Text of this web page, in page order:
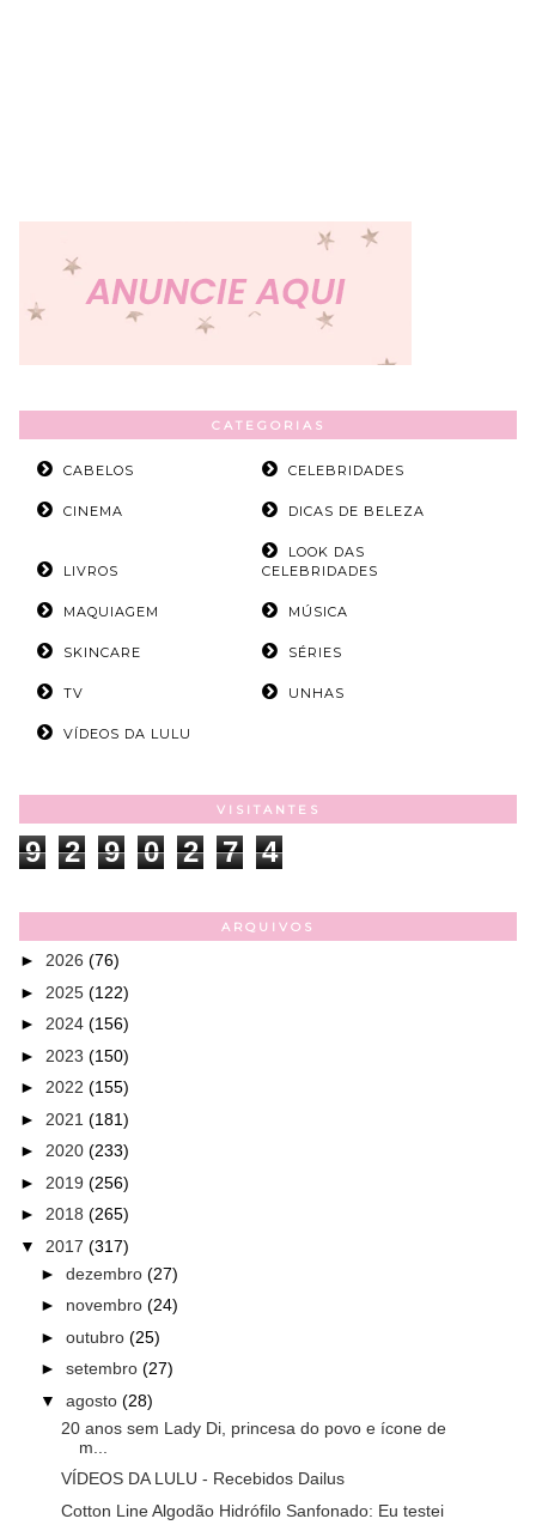
CATEGORIAS
CABELOS CELEBRIDADES
CINEMA DICAS DE BELEZA
LIVROS
LOOK DAS
CELEBRIDADES
MAQUIAGEM MÚSICA
SKINCARE SÉRIES
TV UNHAS
VÍDEOS DA LULU
VISITANTES
9 2 9 0 2 7 4
ARQUIVOS
► 2026 (76)
► 2025 (122)
► 2024 (156)
► 2023 (150)
► 2022 (155)
► 2021 (181)
► 2020 (233)
► 2019 (256)
► 2018 (265)
▼ 2017 (317)
► dezembro (27)
► novembro (24)
► outubro (25)
► setembro (27)
▼ agosto (28)
20 anos sem Lady Di, princesa do povo e ícone de
m...
VÍDEOS DA LULU - Recebidos Dailus
Cotton Line Algodão Hidrófilo Sanfonado: Eu testei